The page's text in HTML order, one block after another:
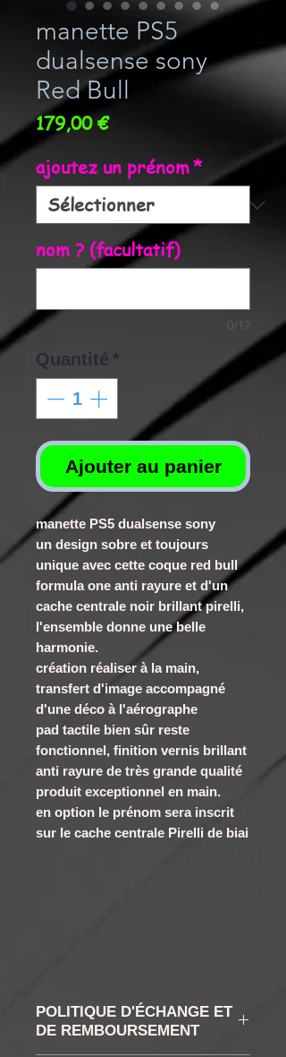
manette PS5
dualsense sony
Red Bull
179,00 €Prix
ajoutez un prénom*
nom ? (facultatif)
0/12
Quantité *
Ajouter au panier
manette PS5 dualsense sony
un design sobre et toujours
unique avec cette coque red bull
formula one anti rayure et d'un
cache centrale noir brillant pirelli,
l'ensemble donne une belle
harmonie.
création réaliser à la main,
transfert d'image accompagné
d'une déco à l'aérographe
pad tactile bien sûr reste
fonctionnel, finition vernis brillant
anti rayure de très grande qualité
produit exceptionnel en main.
en option le prénom sera inscrit
sur le cache centrale Pirelli de biai
POLITIQUE D'ÉCHANGE ET
DE REMBOURSEMENT